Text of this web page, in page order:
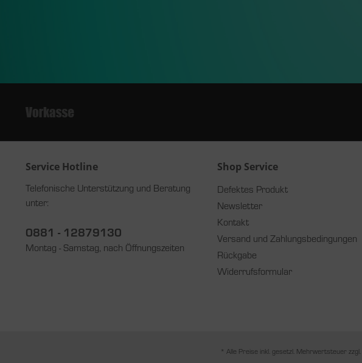
Service Hotline
Telefonische Unterstützung und Beratung
unter:
0881 - 12879130
Montag - Samstag, nach Öffnungszeiten
Shop Service
Defektes Produkt
Newsletter
Kontakt
Versand und Zahlungsbedingungen
Rückgabe
Widerrufsformular
* Alle Preise inkl. gesetzl. Mehrwertsteuer zzgl.